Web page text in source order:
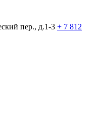
пер., д.1-3 + 7 812